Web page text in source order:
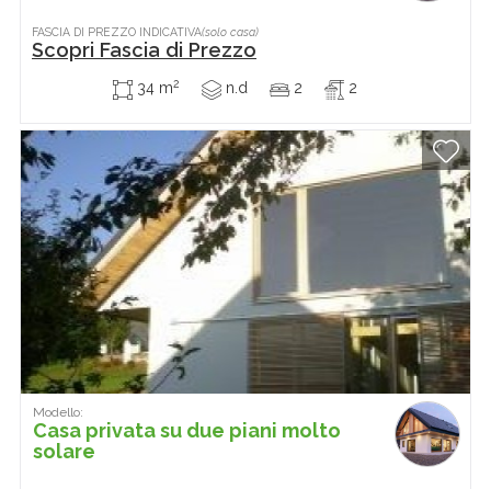
FASCIA DI PREZZO INDICATIVA(solo casa)
Scopri Fascia di Prezzo
34 m2 n.d 2 2
Modello:
Casa privata su due piani molto
solare